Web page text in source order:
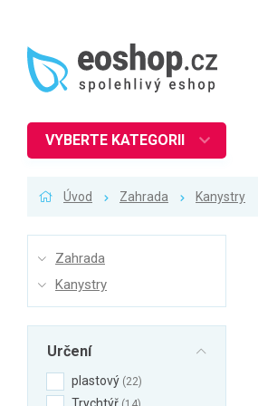
VYBERTE KATEGORII
Předsíň a chodba
Pracovna a kancelář
Koupelna
Úvod Zahrada Kanystry
Zahrada
Kanystry
Určení
plastový 22